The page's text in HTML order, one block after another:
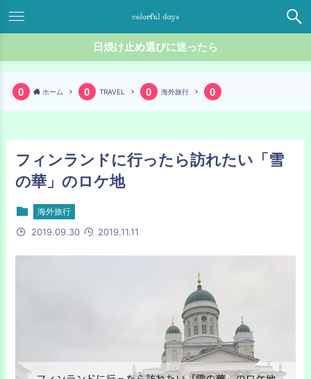
日焼け止め選びに迷ったら
ホーム TRAVEL 海外旅行
フィンランドに行ったら訪れたい「雪
の華」のロケ地
海外旅行
2019.09.30 2019.11.11